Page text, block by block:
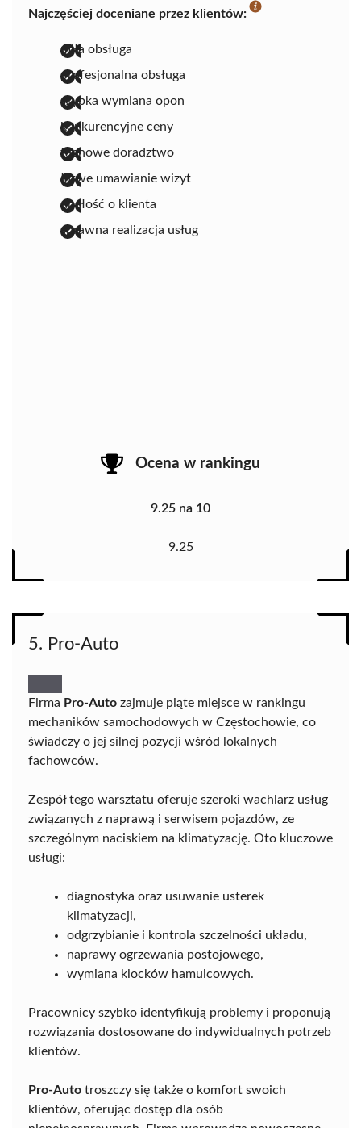
Najczęściej doceniane przez klientów:
miła obsługa
profesjonalna obsługa
szybka wymiana opon
konkurencyjne ceny
fachowe doradztwo
łatwe umawianie wizyt
dbałość o klienta
sprawna realizacja usług
Ocena w rankingu
9.25 na 10
9.25
5. Pro-Auto
Firma Pro-Auto zajmuje piąte miejsce w rankingu
mechaników samochodowych w Częstochowie, co
świadczy o jej silnej pozycji wśród lokalnych
fachowców.
Zespół tego warsztatu oferuje szeroki wachlarz usług
związanych z naprawą i serwisem pojazdów, ze
szczególnym naciskiem na klimatyzację. Oto kluczowe
usługi:
diagnostyka oraz usuwanie usterek
klimatyzacji,
odgrzybianie i kontrola szczelności układu,
naprawy ogrzewania postojowego,
wymiana klocków hamulcowych.
Pracownicy szybko identyfikują problemy i proponują
rozwiązania dostosowane do indywidualnych potrzeb
klientów.
Pro-Auto troszczy się także o komfort swoich
klientów, oferując dostęp dla osób